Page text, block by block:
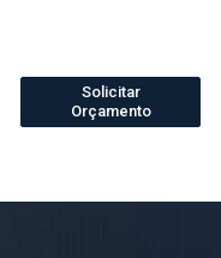
Solicitar
Orçamento